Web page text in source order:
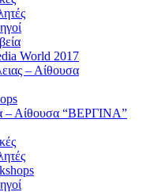
World 2017
– Αίθουσα
– Αίθουσα “ΒΕΡΓΙΝΑ”